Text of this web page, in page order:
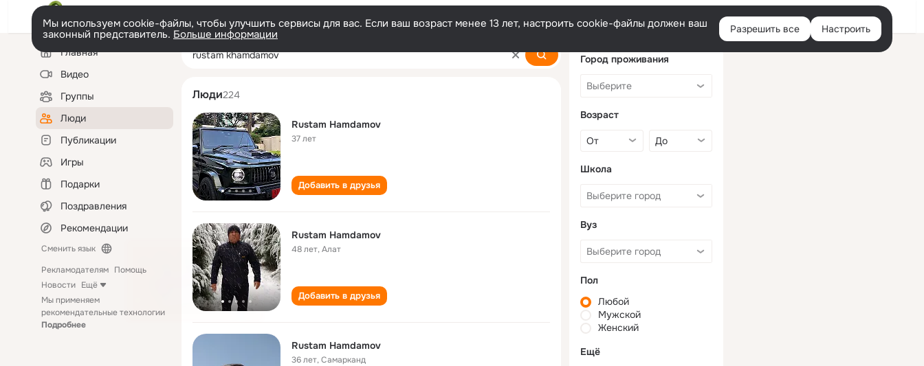
Войти
Мы используем cookie-файлы, чтобы улучшить сервисы для вас. Если ваш возраст менее 13 лет, настроить cookie-файлы должен ваш
законный представитель. Больше информации Разрешить все Настроить
Левая
колонкаГлавная
Видео
Группы
Люди
Публикации
Игры
Подарки
Поздравления
Рекомендации
Сменить язык
Рекламодателям Помощь
Новости Ещё
Мы применяем
рекомендательные технологии
Подробнее
rustam khamdamov
Люди224
Rustam Hamdamov
37 лет
Добавить в друзья
Rustam Hamdamov
48 лет,Алат
Добавить в друзья
Rustam Hamdamov
36 лет,Самарканд
Город проживания
Возраст
Школа
Вуз
Пол
Любой
Мужской
Женский
Ещё